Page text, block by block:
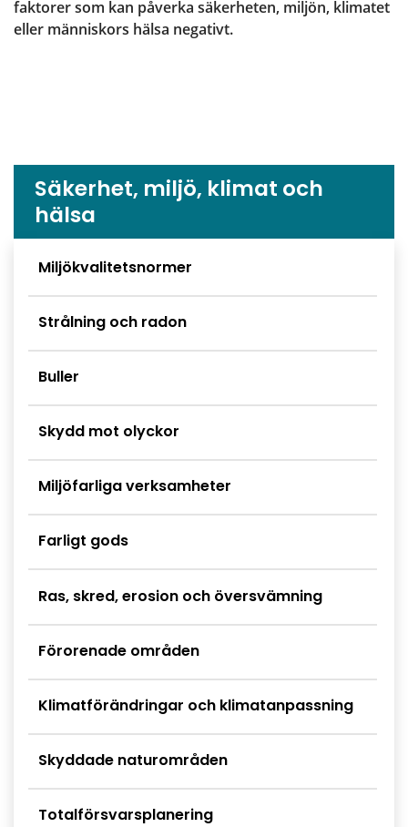
faktorer som kan påverka säkerheten, miljön, klimatet
eller människors hälsa negativt.
Säkerhet, miljö, klimat och
hälsa
Miljökvalitetsnormer
Strålning och radon
Buller
Skydd mot olyckor
Miljöfarliga verksamheter
Farligt gods
Ras, skred, erosion och översvämning
Förorenade områden
Klimatförändringar och klimatanpassning
Skyddade naturområden
Totalförsvarsplanering